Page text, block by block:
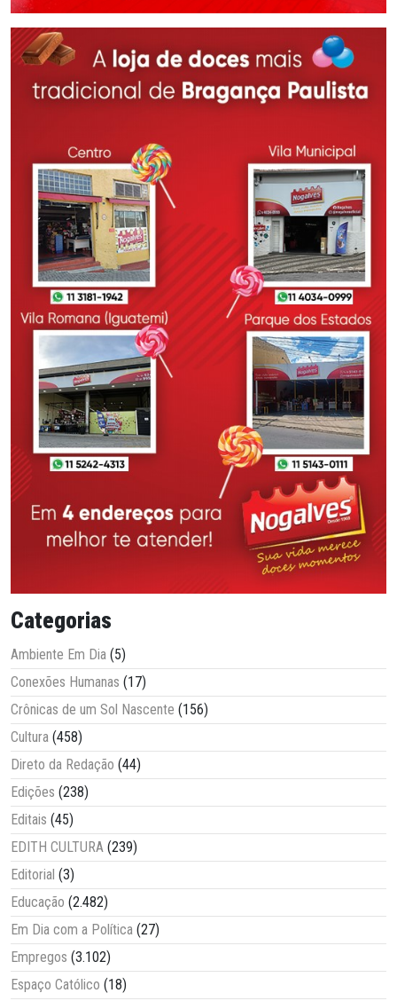
Categorias
Ambiente Em Dia (5)
Conexões Humanas (17)
Crônicas de um Sol Nascente (156)
Cultura (458)
Direto da Redação (44)
Edições (238)
Editais (45)
EDITH CULTURA (239)
Editorial (3)
Educação (2.482)
Em Dia com a Política (27)
Empregos (3.102)
Espaço Católico (18)